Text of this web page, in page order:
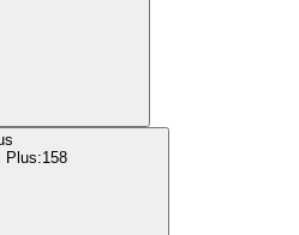
Plus:158